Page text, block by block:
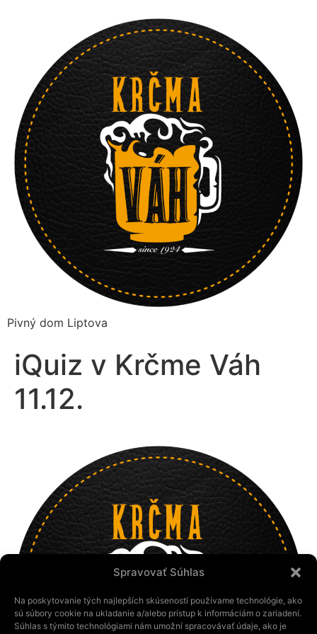
Spravovať Súhlas
Na poskytovanie tých najlepších skúseností používame technológie, ako
sú súbory cookie na ukladanie a/alebo prístup k informáciám o zariadení.
Súhlas s týmito technológiami nám umožní spracovávať údaje, ako je
Pivný dom Liptova
iQuiz v Krčme Váh
11.12.